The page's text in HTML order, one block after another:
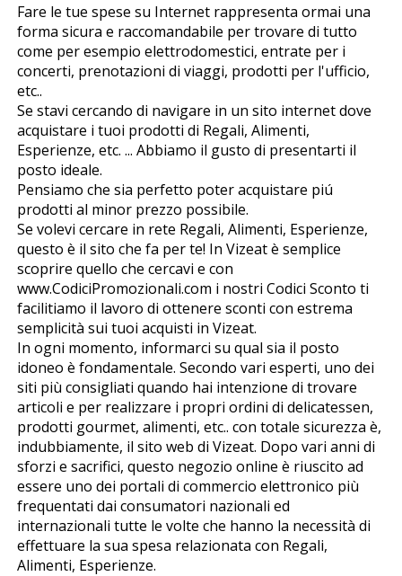
Fare le tue spese su Internet rappresenta ormai una
forma sicura e raccomandabile per trovare di tutto
come per esempio elettrodomestici, entrate per i
concerti, prenotazioni di viaggi, prodotti per l'ufficio,
etc..
Se stavi cercando di navigare in un sito internet dove
acquistare i tuoi prodotti di Regali, Alimenti,
Esperienze, etc. ... Abbiamo il gusto di presentarti il
posto ideale.
Pensiamo che sia perfetto poter acquistare piú
prodotti al minor prezzo possibile.
Se volevi cercare in rete Regali, Alimenti, Esperienze,
questo è il sito che fa per te! In Vizeat è semplice
scoprire quello che cercavi e con
www.CodiciPromozionali.com i nostri Codici Sconto ti
facilitiamo il lavoro di ottenere sconti con estrema
semplicità sui tuoi acquisti in Vizeat.
In ogni momento, informarci su qual sia il posto
idoneo è fondamentale. Secondo vari esperti, uno dei
siti più consigliati quando hai intenzione di trovare
articoli e per realizzare i propri ordini di delicatessen,
prodotti gourmet, alimenti, etc.. con totale sicurezza è,
indubbiamente, il sito web di Vizeat. Dopo vari anni di
sforzi e sacrifici, questo negozio online è riuscito ad
essere uno dei portali di commercio elettronico più
frequentati dai consumatori nazionali ed
internazionali tutte le volte che hanno la necessità di
effettuare la sua spesa relazionata con Regali,
Alimenti, Esperienze.